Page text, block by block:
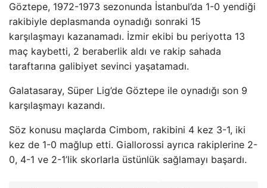
Göztepe, 1972-1973 sezonunda İstanbul’da 1-0 yendiği
rakibiyle deplasmanda oynadığı sonraki 15
karşılaşmayı kazanamadı. İzmir ekibi bu periyotta 13
maç kaybetti, 2 beraberlik aldı ve rakip sahada
taraftarına galibiyet sevinci yaşatamadı.
Galatasaray, Süper Lig’de Göztepe ile oynadığı son 9
karşılaşmayı kazandı.
Söz konusu maçlarda Cimbom, rakibini 4 kez 3-1, iki
kez de 1-0 mağlup etti. Giallorossi ayrıca rakiplerine 2-
0, 4-1 ve 2-1’lik skorlarla üstünlük sağlamayı başardı.